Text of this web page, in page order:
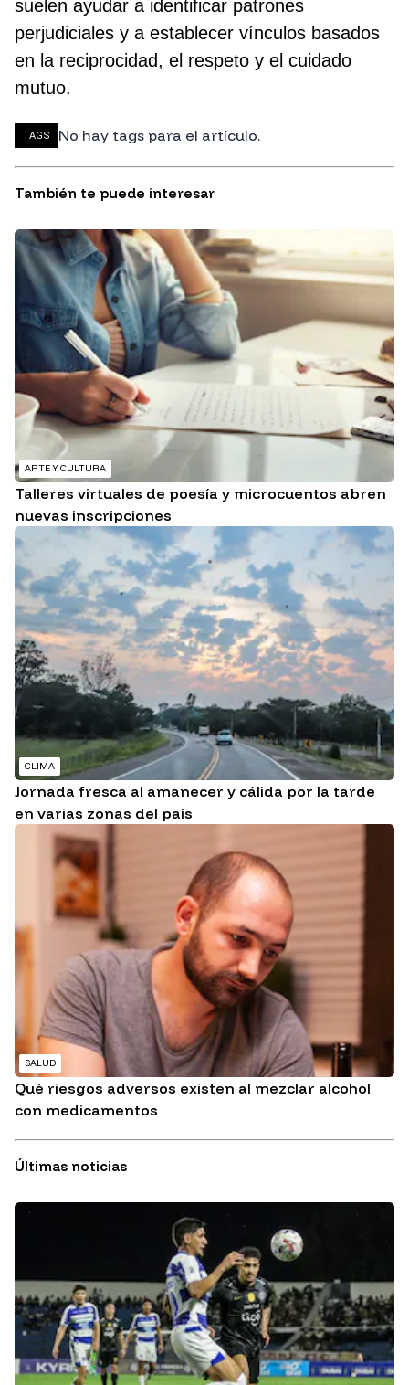
suelen ayudar a identificar patrones
perjudiciales y a establecer vínculos basados
en la reciprocidad, el respeto y el cuidado
mutuo.
TAGS No hay tags para el artículo.
También te puede interesar
ARTE Y CULTURA
Talleres virtuales de poesía y microcuentos abren
nuevas inscripciones
CLIMA
Jornada fresca al amanecer y cálida por la tarde
en varias zonas del país
SALUD
Qué riesgos adversos existen al mezclar alcohol
con medicamentos
Últimas noticias